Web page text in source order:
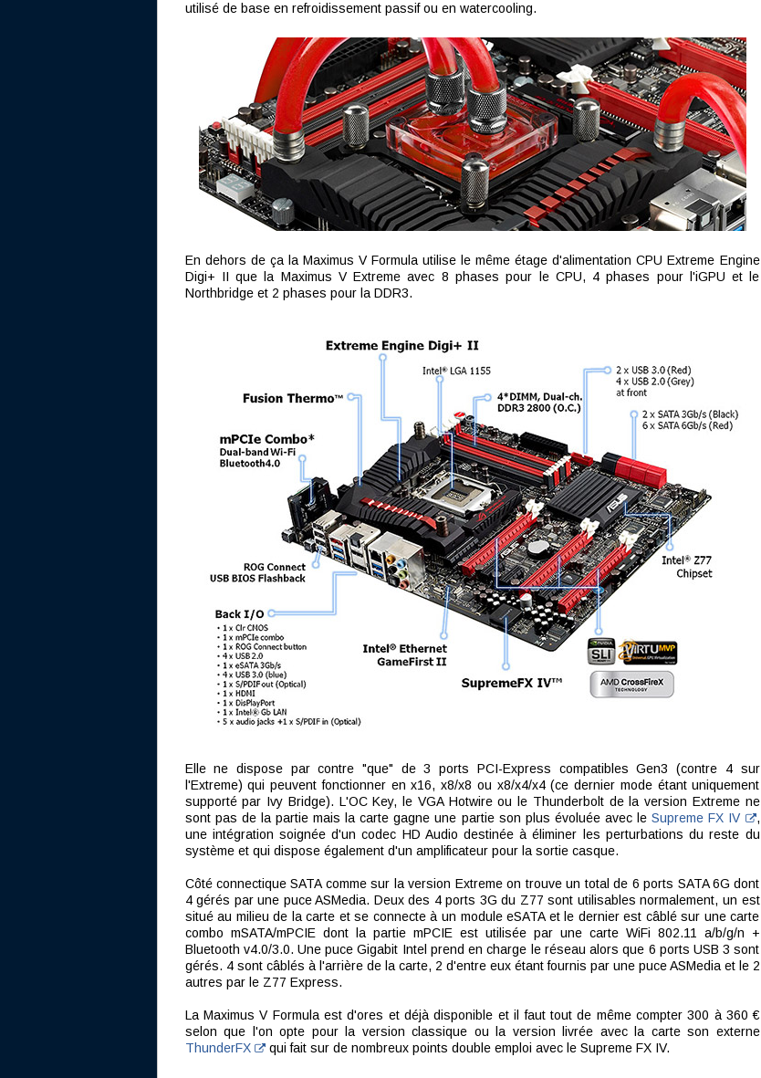
utilisé de base en refroidissement passif ou en watercooling.
En dehors de ça la Maximus V Formula utilise le même étage d'alimentation CPU Extreme Engine
Digi+ II que la Maximus V Extreme avec 8 phases pour le CPU, 4 phases pour l'iGPU et le
Northbridge et 2 phases pour la DDR3.
Elle ne dispose par contre "que" de 3 ports PCI-Express compatibles Gen3 (contre 4 sur
l'Extreme) qui peuvent fonctionner en x16, x8/x8 ou x8/x4/x4 (ce dernier mode étant uniquement
supporté par Ivy Bridge). L'OC Key, le VGA Hotwire ou le Thunderbolt de la version Extreme ne
sont pas de la partie mais la carte gagne une partie son plus évoluée avec leSupreme FX IV
,
une intégration soignée d'un codec HD Audio destinée à éliminer les perturbations du reste du
système et qui dispose également d'un amplificateur pour la sortie casque.
Côté connectique SATA comme sur la version Extreme on trouve un total de 6 ports SATA 6G dont
4 gérés par une puce ASMedia. Deux des 4 ports 3G du Z77 sont utilisables normalement, un est
situé au milieu de la carte et se connecte à un module eSATA et le dernier est câblé sur une carte
combo mSATA/mPCIE dont la partie mPCIE est utilisée par une carte WiFi 802.11 a/b/g/n +
Bluetooth v4.0/3.0. Une puce Gigabit Intel prend en charge le réseau alors que 6 ports USB 3 sont
gérés. 4 sont câblés à l'arrière de la carte, 2 d'entre eux étant fournis par une puce ASMedia et le 2
autres par le Z77 Express.
La Maximus V Formula est d'ores et déjà disponible et il faut tout de même compter 300 à 360 €
selon que l'on opte pour la version classique ou la version livrée avec la carte son externe
ThunderFX
qui fait sur de nombreux points double emploi avec le Supreme FX IV.